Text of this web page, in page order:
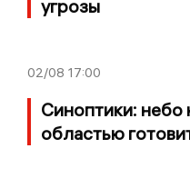
угрозы
02/08 17:00
Синоптики: небо
областью